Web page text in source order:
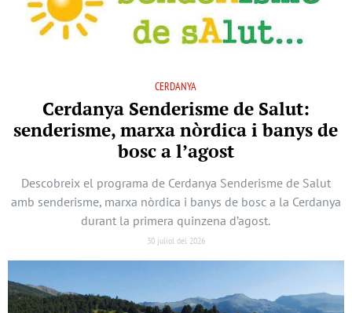
CERDANYA
Cerdanya Senderisme de Salut:
senderisme, marxa nòrdica i banys de
bosc a l’agost
Descobreix el programa de Cerdanya Senderisme de Salut
amb senderisme, marxa nòrdica i banys de bosc a la Cerdanya
durant la primera quinzena d’agost.
30 juliol del 2026